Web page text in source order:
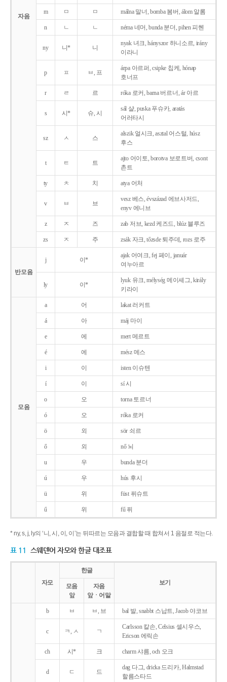
자음
m ㅁ ㅁ málna 말너, bomba 봄버, álom 알롬
n ㄴ ㄴ néma 네머, bunda 분더, pihen 피헨
ny 니* 니
nyak 녀크, hányszor 하니소르, irány
이라니
p ㅍ ㅂ, 프
árpa 아르퍼, csipke 칩케, hónap
호너프
r ㄹ 르 róka 로커, barna 버르너, ár 아르
s 시* 슈, 시
sál 샬, puska 푸슈카, aratás
어러타시
sz ㅅ 스
alszik 얼시크, asztal 어스털, húsz
후스
t ㅌ 트
ajto 어이토, borotva 보로트버, csont
촌트
ty ㅊ 치 atya 어처
v ㅂ 브
vesz 베스, évszázad 에브사저드,
enyv 에니브
z ㅈ 즈 zab 저브, kezd 케즈드, blúz 블루즈
zs ㅈ 주 zsák 자크, tőzsde 퇴주데, rozs 로주
반모음
j 이*
ajak 어여크, fej 페이, január
여누아르
ly 이*
lyuk 유크, mélység 메이셰그, király
키라이
모음
a 어 lakat 러커트
á 아 máj 마이
e 에 mert 메르트
é 에 mész 메스
i 이 isten 이슈텐
í 이 sí 시
o 오 torna 토르너
ó 오 róka 로커
ö 외 sör 쇠르
ő 외 nő 뇌
u 우 bunda 분더
ú 우 hús 후시
ü 위 füst 퓌슈트
ű 위 fű 퓌
* ny, s, j, ly의 ‘니, 시, 이, 이’는 뒤따르는 모음과 결합할 때 합쳐서 1 음절로 적는다.
표 11 스웨덴어 자모와 한글 대조표
자모
한글
보기
모음
앞
자음
앞ㆍ어말
b ㅂ ㅂ, 브 bal 발, snabbt 스납트, Jacob 야코브
c ㅋ, ㅅ ㄱ
Carlsson 칼손, Celsius 셀시우스,
Ericson 에릭손
ch 시* 크 charm 샤름, och 오크
d ㄷ 드
dag 다그, dricka 드리카, Halmstad
할름스타드